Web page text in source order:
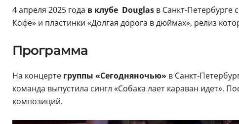
4 апреля 2025 года в клубе Douglasв Санкт-Петербурге
Кофе» и пластинки «Долгая дорога в дюймах», релиз
Программа
На концерте группы «Сегодняночью» в Санкт-
команда выпустила сингл «Собака лает караван идет».
композиций.